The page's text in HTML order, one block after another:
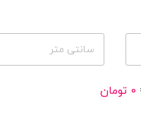
سانتی متر
0 تومان